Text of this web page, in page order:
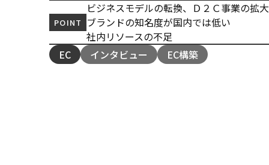
POINT
ビジネスモデルの転換、Ｄ２Ｃ事業の拡大
ブランドの知名度が国内では低い
社内リソースの不足
EC
インタビュー EC構築